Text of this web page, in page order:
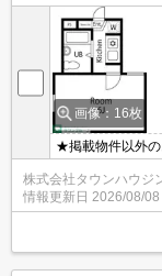
画像：16枚
★掲載物件以外の
探しはタウンハ
株式会社タウンハウジ
情報更新日 2026/08/08